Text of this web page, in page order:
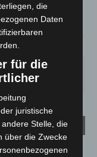
29%
SO.
32°
die
Daten
für die
juristische
Stelle, die
über die Zwecke